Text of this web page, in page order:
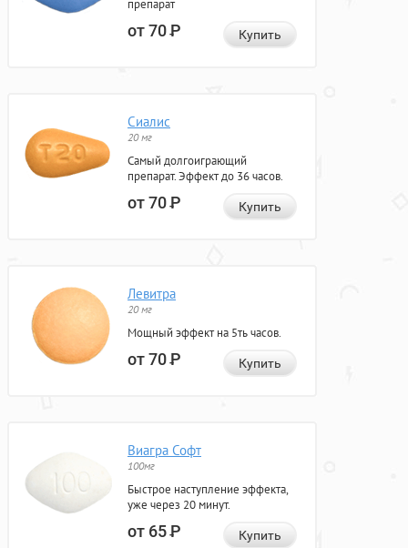
препарат
от 70Р Купить
Сиалис
20 мг
Самый долгоиграющий
препарат. Эффект до 36 часов.
от 70Р Купить
Левитра
20 мг
Мощный эффект на 5ть часов.
от 70Р Купить
Виагра Софт
100мг
Быстрое наступление эффекта,
уже через 20 минут.
от 65Р Купить